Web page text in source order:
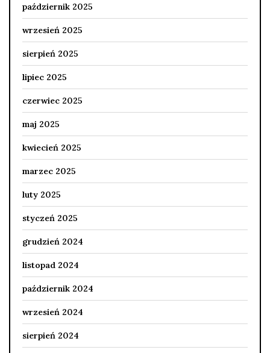
październik 2025
wrzesień 2025
sierpień 2025
lipiec 2025
czerwiec 2025
maj 2025
kwiecień 2025
marzec 2025
luty 2025
styczeń 2025
grudzień 2024
listopad 2024
październik 2024
wrzesień 2024
sierpień 2024